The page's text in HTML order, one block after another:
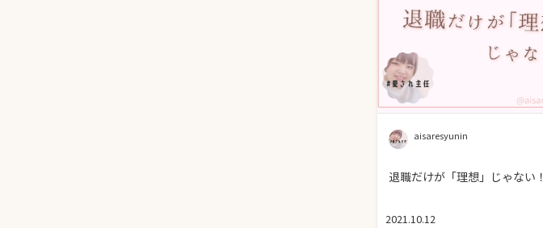
aisaresyunin
退職だけが「理想」じゃない！
2021.10.12